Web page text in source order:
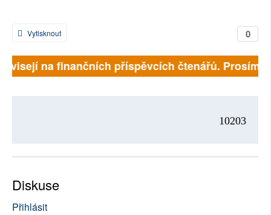
0
Vytisknout
na finančních příspěvcích čtenářů. Prosíme,
10203
Diskuse
Přihlásit